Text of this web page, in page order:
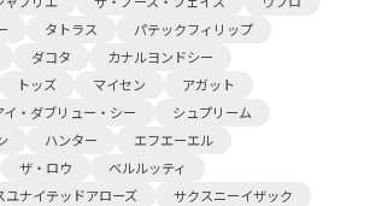
タトラス
パテックフィリップ
ダコタ
カナルヨンドシー
トッズ マイセン
アガット
イ・ダブリュー・シー
シュプリーム
ハンター
エフエーエル
ザ・ロウ
ベルルッティ
ユナイテッドアローズ
サクスニーイザック